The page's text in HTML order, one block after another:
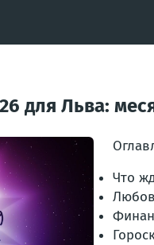
для Льва:
Что